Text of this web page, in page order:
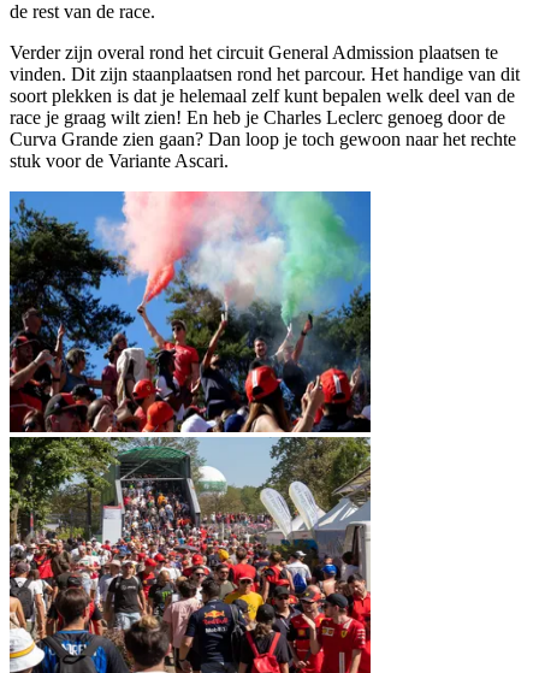
de rest van de race.
Verder zijn overal rond het circuit General Admission plaatsen te
vinden. Dit zijn staanplaatsen rond het parcour. Het handige van dit
soort plekken is dat je helemaal zelf kunt bepalen welk deel van de
race je graag wilt zien! En heb je Charles Leclerc genoeg door de
Curva Grande zien gaan? Dan loop je toch gewoon naar het rechte
stuk voor de Variante Ascari.